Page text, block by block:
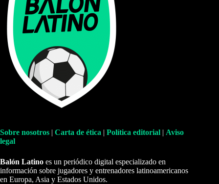
Sobre nosotros | Carta de ética | Política editorial | Aviso
legal
Balón Latino es un periódico digital especializado en
información sobre jugadores y entrenadores latinoamericanos
en Europa, Asia y Estados Unidos.